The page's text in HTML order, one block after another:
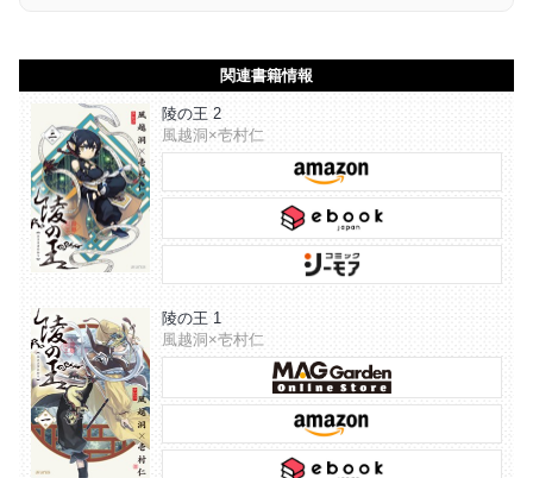
関連書籍情報
陵の王 2
風越洞×壱村仁
陵の王 1
風越洞×壱村仁